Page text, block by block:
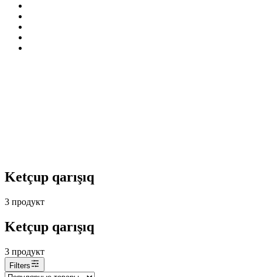
Ketçup qarışıq
3 продукт
Ketçup qarışıq
3 продукт
Filters